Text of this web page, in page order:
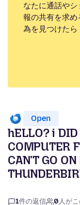
なたに通話や
報の共有を求
為を見つけたら
Open
hELLO? i DID
COMPUTER
CAN'T GO
1件の返信 0人が